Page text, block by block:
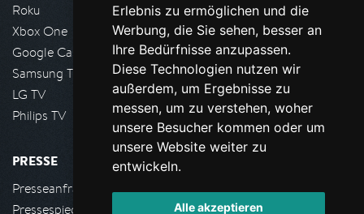
Erlebnis zu ermöglichen und die
Werbung, die Sie sehen, besser an
Ihre Bedürfnisse anzupassen.
Diese Technologien nutzen wir
außerdem, um Ergebnisse zu
messen, um zu verstehen, woher
unsere Besucher kommen oder um
unsere Website weiter zu
entwickeln.
Alle akzeptieren
Roku
Xbox One
Google Cast
Samsung TV
LG TV
Philips TV
PRESSE
Presseanfrage stellen
Pressespiegel